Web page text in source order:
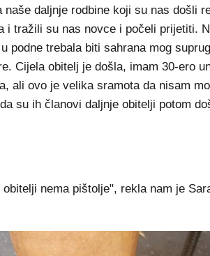
naše daljnje rodbine koji su nas došli
i tražili su nas novce i počeli prijetiti.
podne trebala biti sahrana mog
Cijela obitelj je došla, imam 30-ero
ali ovo je velika sramota da nisam
su ih članovi daljnje obitelji potom
nema pištolje", rekla nam je